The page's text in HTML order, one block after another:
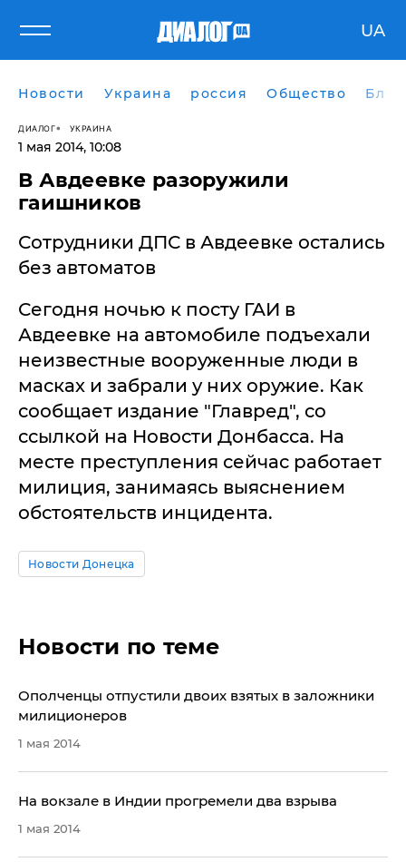
UA
Новости Украина россия Общество
ДИАЛОГ УКРАИНА
1 мая 2014, 10:08
В Авдеевке разоружили
гаишников
Сотрудники ДПС в Авдеевке остались
без автоматов
Сегодня ночью к посту ГАИ в
Авдеевке на автомобиле подъехали
неизвестные вооруженные люди в
масках и забрали у них оружие. Как
сообщает издание "Главред", со
ссылкой на Новости Донбасса. На
месте преступления сейчас работает
милиция, занимаясь выяснением
обстоятельств инцидента.
Новости Донецка
Новости по теме
Ополченцы отпустили двоих взятых в заложники
милиционеров
1 мая 2014
На вокзале в Индии прогремели два взрыва
1 мая 2014